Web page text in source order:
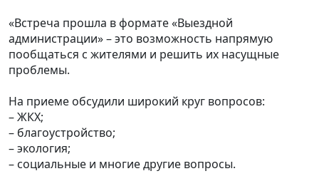
«Встреча прошла в формате «Выездной
администрации» – это возможность напрямую
пообщаться с жителями и решить их насущные
проблемы.
На приеме обсудили широкий круг вопросов:
– ЖКХ;
– благоустройство;
– экология;
– социальные и многие другие вопросы.